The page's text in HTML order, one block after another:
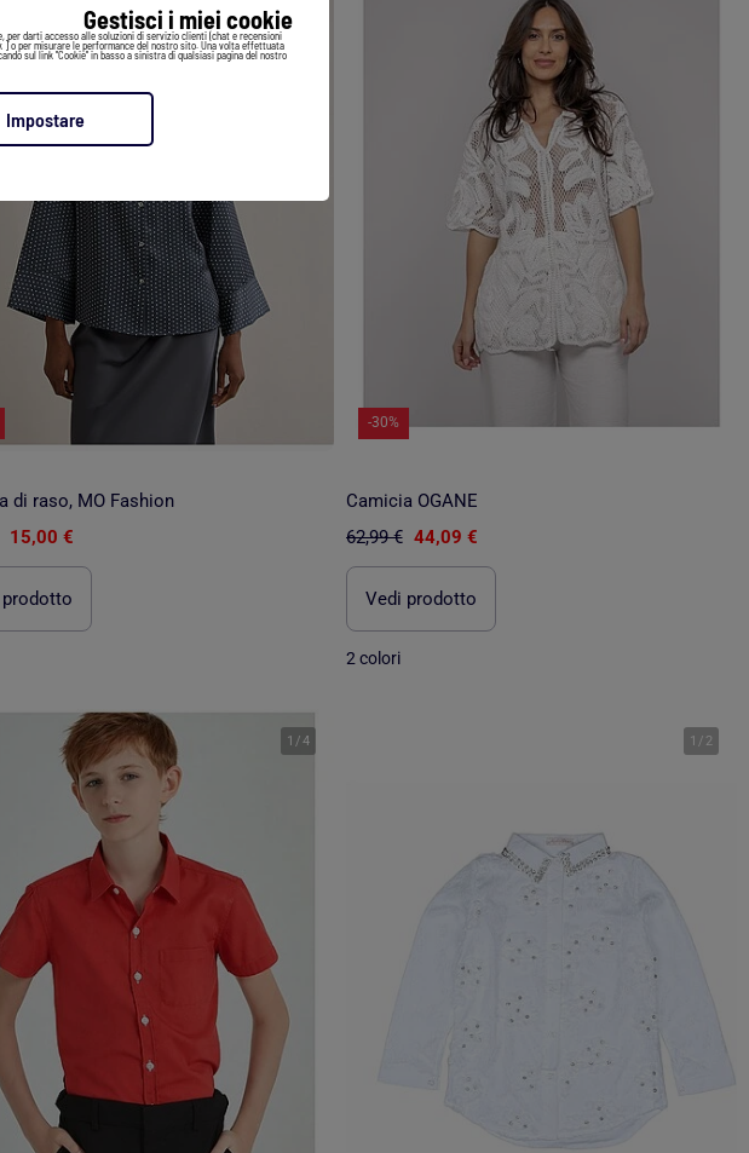
Gestisci i miei cookie
darti accesso alle soluzioni di servizio clienti (chat e recensioni
per misurare le performance del nostro sito. Una volta effettuata
sul link "Cookie" in basso a sinistra di qualsiasi pagina del nostro
Impostare
di raso, MO Fashion
15,00 €
-30%
Camicia OGANE
62,99 € 44,09 €
Vedi prodotto
2 colori
1 /4 1 / 2